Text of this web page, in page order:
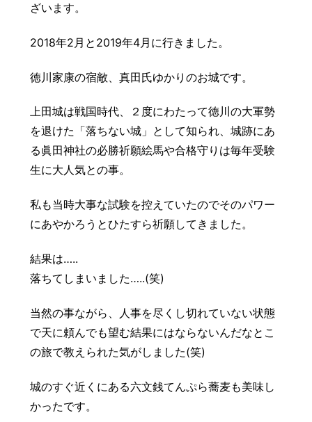
ざいます。
2018年2月と2019年4月に行きました。
徳川家康の宿敵、真田氏ゆかりのお城です。
上田城は戦国時代、２度にわたって徳川の大軍勢
を退けた「落ちない城」として知られ、城跡にあ
る眞田神社の必勝祈願絵馬や合格守りは毎年受験
生に大人気との事。
私も当時大事な試験を控えていたのでそのパワー
にあやかろうとひたすら祈願してきました。
結果は…..
落ちてしまいました…..(笑)
当然の事ながら、人事を尽くし切れていない状態
で天に頼んでも望む結果にはならないんだなとこ
の旅で教えられた気がしました(笑)
城のすぐ近くにある六文銭てんぷら蕎麦も美味し
かったです。